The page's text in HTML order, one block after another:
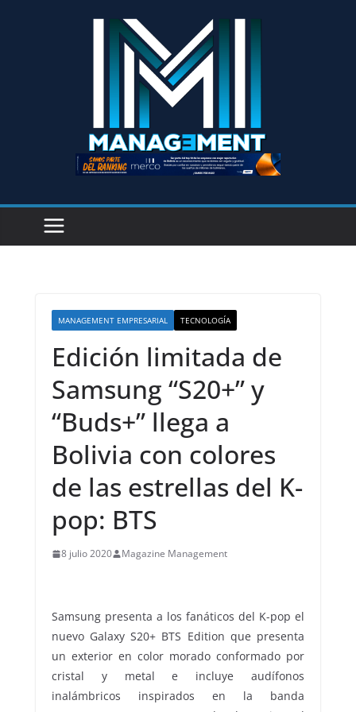
MANAGEMENT EMPRESARIAL TECNOLOGÍA
Edición limitada de
Samsung “S20+” y
“Buds+” llega a
Bolivia con colores
de las estrellas del K-
pop: BTS
8 julio 2020 Magazine Management
Samsung presenta a los fanáticos del K-pop el
nuevo Galaxy S20+ BTS Edition que presenta
un exterior en color morado conformado por
cristal y metal e incluye audífonos
inalámbricos inspirados en la banda